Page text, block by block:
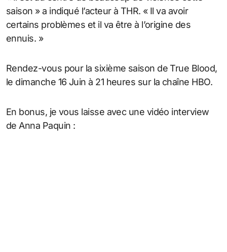
saison » a indiqué l’acteur à THR. « Il va avoir
certains problèmes et il va être à l’origine des
ennuis. »
Rendez-vous pour la sixième saison de True Blood,
le dimanche 16 Juin à 21 heures sur la chaîne HBO.
En bonus, je vous laisse avec une vidéo interview
de Anna Paquin :